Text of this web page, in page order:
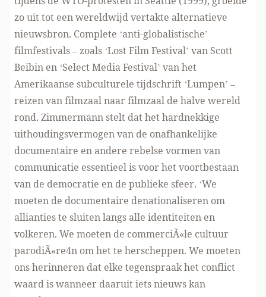
zo uit tot een wereldwijd vertakte alternatieve
nieuwsbron. Complete ‘anti-globalistische’
filmfestivals – zoals ‘Lost Film Festival’ van Scott
Beibin en ‘Select Media Festival’ van het
Amerikaanse subculturele tijdschrift ‘Lumpen’ –
reizen van filmzaal naar filmzaal de halve wereld
rond. Zimmermann stelt dat het hardnekkige
uithoudingsvermogen van de onafhankelijke
documentaire en andere rebelse vormen van
communicatie essentieel is voor het voortbestaan
van de democratie en de publieke sfeer. ‘We
moeten de documentaire denationaliseren om
allianties te sluiten langs alle identiteiten en
volkeren. We moeten de commerciÃ«le cultuur
parodiÃ«re4n om het te herscheppen. We moeten
ons herinneren dat elke tegenspraak het conflict
waard is wanneer daaruit iets nieuws kan